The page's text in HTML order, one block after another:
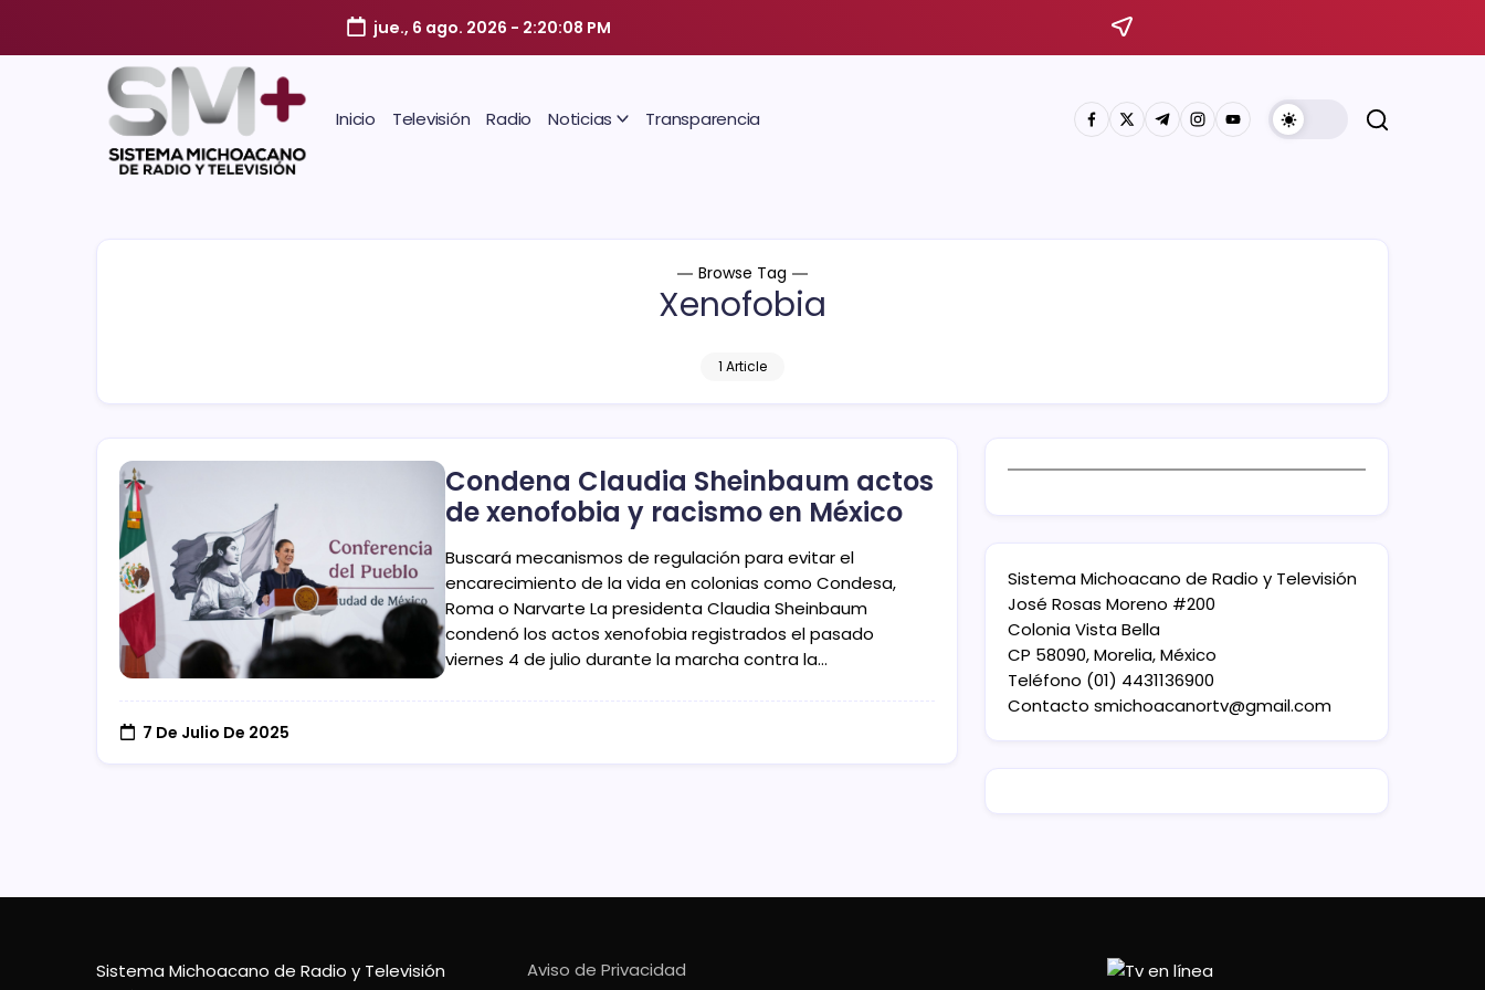
jue., 6 ago. 2026 - 2:20:09 PM
Inicio Televisión Radio Noticias Transparencia
Browse Tag
Xenofobia
1 Article
Condena Claudia Sheinbaum actos
de xenofobia y racismo en México
Buscará mecanismos de regulación para evitar el
encarecimiento de la vida en colonias como Condesa,
Roma o Narvarte La presidenta Claudia Sheinbaum
condenó los actos xenofobia registrados el pasado
viernes 4 de julio durante la marcha contra la…
7 De Julio De 2025
Sistema Michoacano de Radio y Televisión
José Rosas Moreno #200
Colonia Vista Bella
CP 58090, Morelia, México
Teléfono (01) 4431136900
Contacto smichoacanortv@gmail.com
Sistema Michoacano de Radio y Televisión
Aviso de Privacidad